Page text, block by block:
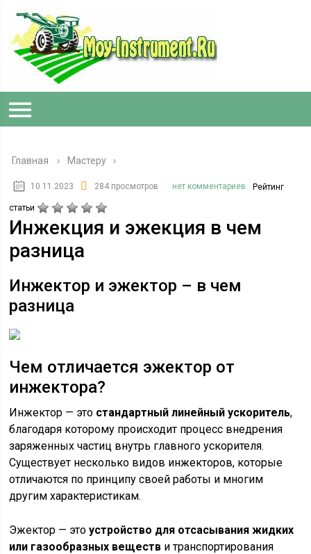
Главная › Мастеру
10.11.2023 284 просмотров нет комментариев Рейтинг
статьи
Инжекция и эжекция в чем
разница
Инжектор и эжектор – в чем
разница
Чем отличается эжектор от
инжектора?
Инжектор — это стандартный линейный ускоритель,
благодаря которому происходит процесс внедрения
заряженных частиц внутрь главного ускорителя.
Существует несколько видов инжекторов, которые
отличаются по принципу своей работы и многим
другим характеристикам.
Эжектор — этоустройство для отсасывания жидких
или газообразных веществ и транспортирования